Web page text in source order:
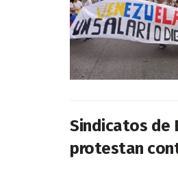
Sindicatos de
protestan